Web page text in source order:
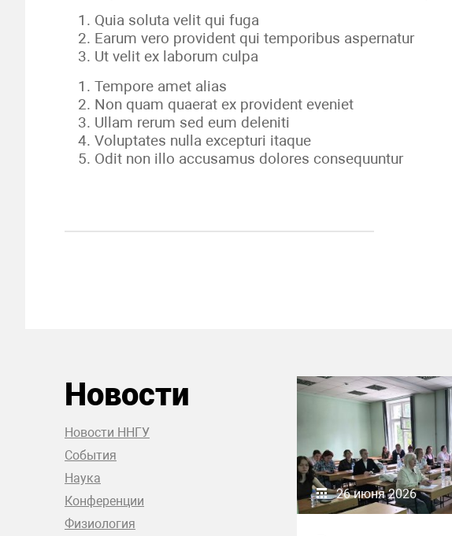
Quia soluta velit qui fuga
Earum vero provident qui temporibus aspernatur
Ut velit ex laborum culpa
Tempore amet alias
Non quam quaerat ex provident eveniet
Ullam rerum sed eum deleniti
Voluptates nulla excepturi itaque
Odit non illo accusamus dolores consequuntur
Новости
Новости ННГУ
События
Наука
Конференции
Физиология
26 июня 2026